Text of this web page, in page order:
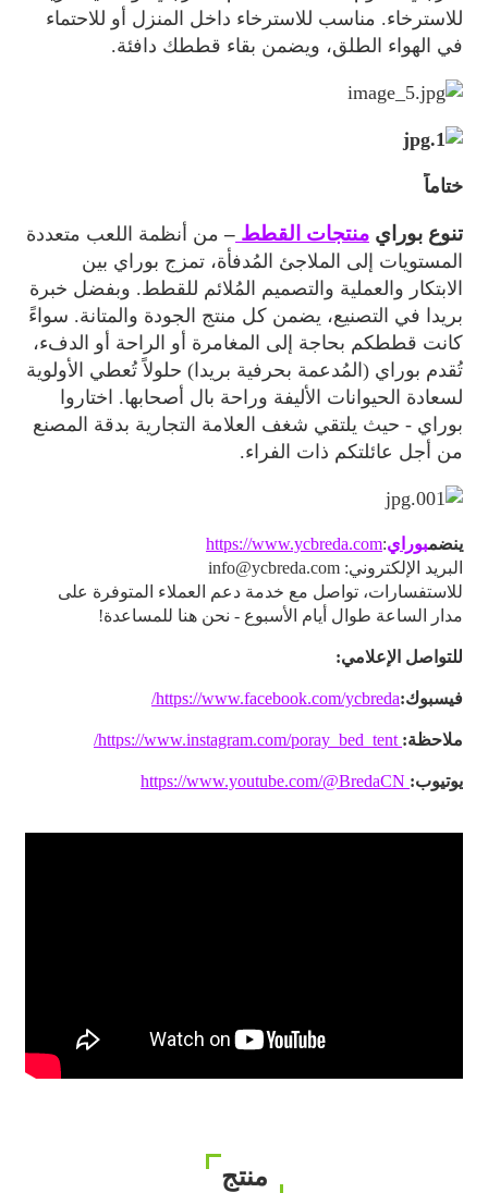
للاسترخاء. مناسب للاسترخاء داخل المنزل أو للاحتماء
في الهواء الطلق، ويضمن بقاء قططك دافئة.
ختاماً
تنوع بوراي منتجات القطط – من أنظمة اللعب متعددة
المستويات إلى الملاجئ المُدفأة، تمزج بوراي بين
الابتكار والعملية والتصميم المُلائم للقطط. وبفضل خبرة
بريدا في التصنيع، يضمن كل منتج الجودة والمتانة. سواءً
كانت قططكم بحاجة إلى المغامرة أو الراحة أو الدفء،
تُقدم بوراي (المُدعمة بحرفية بريدا) حلولاً تُعطي الأولوية
لسعادة الحيوانات الأليفة وراحة بال أصحابها. اختاروا
بوراي - حيث يلتقي شغف العلامة التجارية بدقة المصنع
من أجل عائلتكم ذات الفراء.
ينضمبوراي:
https://www.ycbreda.com
البريد الإلكتروني: info@ycbreda.com
للاستفسارات، تواصل مع خدمة دعم العملاء المتوفرة على
مدار الساعة طوال أيام الأسبوع - نحن هنا للمساعدة!
للتواصل الإعلامي:
فيسبوك:https://www.facebook.com/ycbreda/
ملاحظة: https://www.instagram.com/poray_bed_tent/
يوتيوب: https://www.youtube.com/@BredaCN
منتج